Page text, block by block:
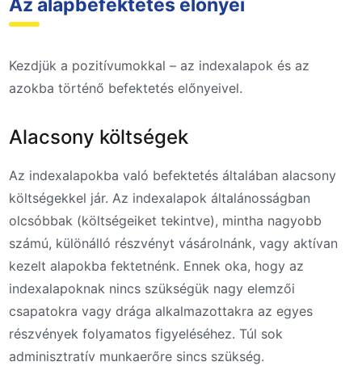
Az alapbefektetés előnyei
Kezdjük a pozitívumokkal – az indexalapok és az
azokba történő befektetés előnyeivel.
Alacsony költségek
Az indexalapokba való befektetés általában alacsony
költségekkel jár. Az indexalapok általánosságban
olcsóbbak (költségeiket tekintve), mintha nagyobb
számú, különálló részvényt vásárolnánk, vagy aktívan
kezelt alapokba fektetnénk. Ennek oka, hogy az
indexalapoknak nincs szükségük nagy elemzői
csapatokra vagy drága alkalmazottakra az egyes
részvények folyamatos figyeléséhez. Túl sok
adminisztratív munkaerőre sincs szükség.